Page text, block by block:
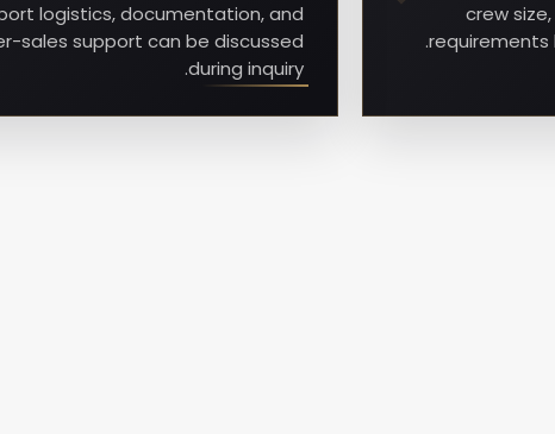
crew
requirements
logistics, documentation, and
sales support can be discussed
during inquiry.